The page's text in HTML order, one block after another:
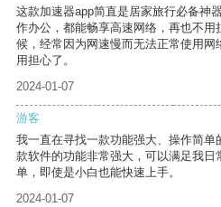
这款加速器app简直是居家旅行必备神
作办公，都能畅享高速网络，再也不
候，经常因为网速慢而无法正常使用网
用担心了。
2024-01-07
游客
我一直在寻找一款功能强大、操作简
款软件的功能非常强大，可以满足我
单，即使是小白也能快速上手。
2024-01-07